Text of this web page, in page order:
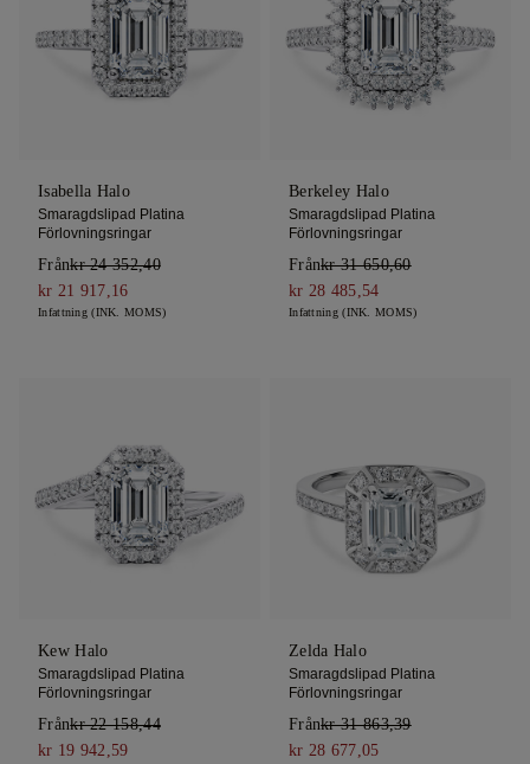
Isabella Halo
Smaragdslipad Platina
Förlovningsringar
Frånkr 24 352,40
kr 21 917,16
Infattning (INK. MOMS)
Berkeley Halo
Smaragdslipad Platina
Förlovningsringar
Frånkr 31 650,60
kr 28 485,54
Infattning (INK. MOMS)
Kew Halo
Smaragdslipad Platina
Förlovningsringar
Frånkr 22 158,44
kr 19 942,59
Zelda Halo
Smaragdslipad Platina
Förlovningsringar
Frånkr 31 863,39
kr 28 677,05